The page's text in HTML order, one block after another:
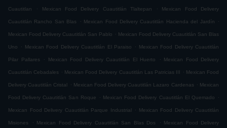
Cuautitlan . Mexican Food Delivery Cuautitlán Tlaltepan . Mexican Food Delivery
Cuautitlán Rancho San Blas . Mexican Food Delivery Cuautitlán Hacienda del Jardín .
Mexican Food Delivery Cuautitlán San Pablo . Mexican Food Delivery Cuautitlán San Blas
Uno . Mexican Food Delivery Cuautitlán El Paraiso . Mexican Food Delivery Cuautitlán
Pilar Pallares . Mexican Food Delivery Cuautitlán El Huerto . Mexican Food Delivery
Cuautitlán Cebadales . Mexican Food Delivery Cuautitlán Las Patricias III . Mexican Food
Delivery Cuautitlán Cristal . Mexican Food Delivery Cuautitlán Lazaro Cardenas . Mexican
Food Delivery Cuautitlán San Roque . Mexican Food Delivery Cuautitlán El Quemado .
Mexican Food Delivery Cuautitlán Parque Industrial . Mexican Food Delivery Cuautitlán
Misiones . Mexican Food Delivery Cuautitlán San Blas Dos . Mexican Food Delivery